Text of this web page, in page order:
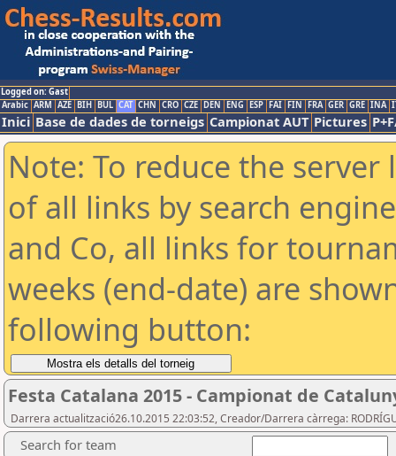
Logged on: Gast
Arabic ARM AZE BIH BUL CAT CHN CRO CZE DEN ENG ESP FAI FIN FRA GER GRE INA
Inici Base de dades de torneigs Campionat AUT Pictures
Note: To reduce the
of all links by search
and Co, all links for
weeks (end-date) are
following button:
Festa Catalana 2015 - Campionat de
Darrera actualització26.10.2015 22:03:52, Creador/Darrera càrrega:
Search for team